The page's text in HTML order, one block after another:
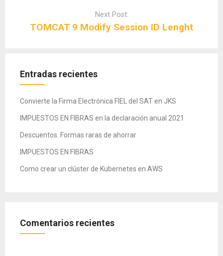
Next Post:
TOMCAT 9 Modify Session ID Lenght
Entradas recientes
Convierte la Firma Electrónica FIEL del SAT en JKS
IMPUESTOS EN FIBRAS en la declaración anual 2021
Descuentos. Formas raras de ahorrar
IMPUESTOS EN FIBRAS
Como crear un clúster de Kubernetes en AWS
Comentarios recientes